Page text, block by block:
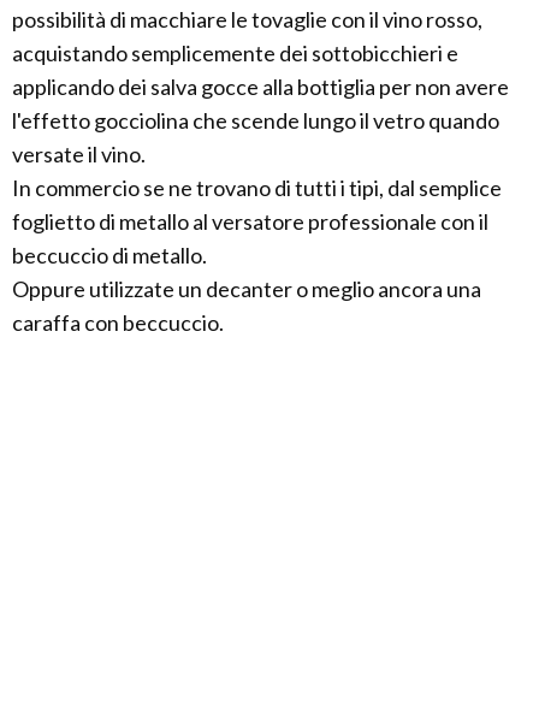
possibilità di macchiare le tovaglie con il vino rosso,
acquistando semplicemente dei sottobicchieri e
applicando dei salva gocce alla bottiglia per non avere
l'effetto gocciolina che scende lungo il vetro quando
versate il vino.
In commercio se ne trovano di tutti i tipi, dal semplice
foglietto di metallo al versatore professionale con il
beccuccio di metallo.
Oppure utilizzate un decanter o meglio ancora una
caraffa con beccuccio.